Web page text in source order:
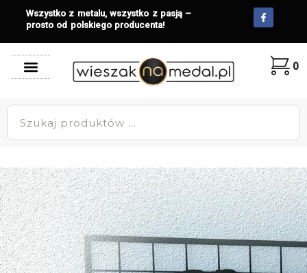
Wszystko z metalu, wszystko z pasją –
prosto od polskiego producenta!
0